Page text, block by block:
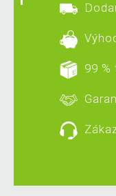
99